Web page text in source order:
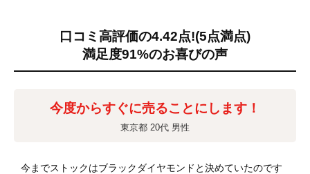
口コミ高評価の4.42点!(5点満点)
満足度91%のお喜びの声
今度からすぐに売ることにします！
東京都 20代 男性
今までストックはブラックダイヤモンドと決めていたのです